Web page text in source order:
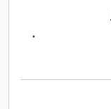
·